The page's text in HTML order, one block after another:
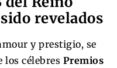
revelados
y prestigio, se
los célebres Premios